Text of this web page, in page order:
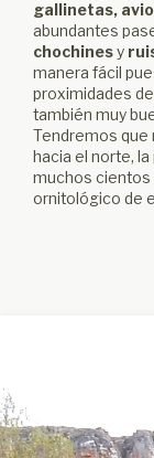
gallinetas,
abundantes
chochinesy
manera fácil
proximidades
también muy
Tendremos que
hacia el norte,
muchos cientos
ornitológico de